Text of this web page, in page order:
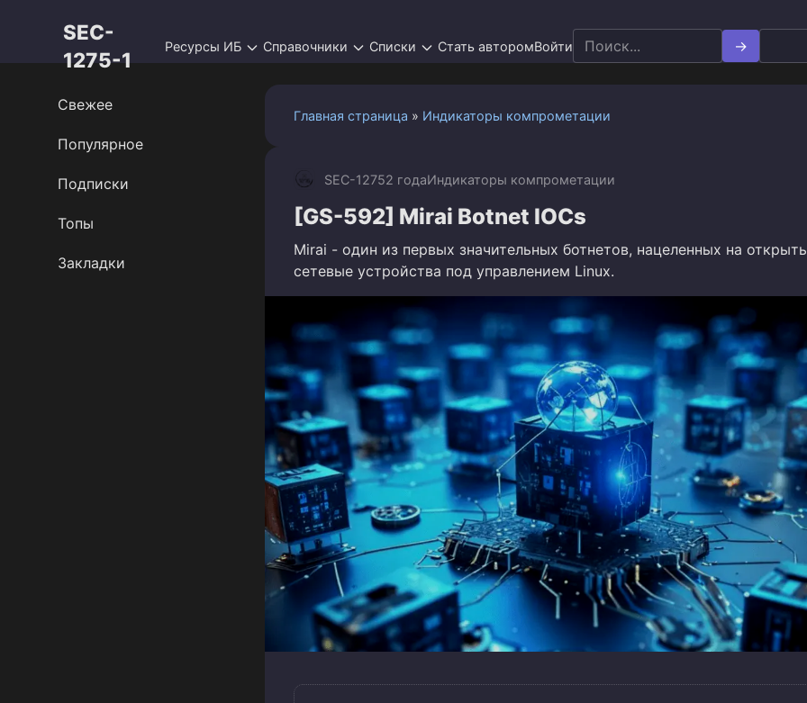
SEC-
1275-1
Ресурсы ИБ Справочники Списки Стать авторомВойти
Search
for:
Главная страница » Индикаторы компрометации
SEC-12752 годаИндикаторы компрометации
[GS-592] Mirai Botnet IOCs
Mirai - один из первых значительных ботнетов, нацеленных на
сетевые устройства под управлением Linux.
Свежее
Популярное
Подписки
Топы
Закладки